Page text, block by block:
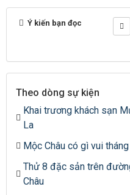
Ý kiến bạn đọc
Theo dòng sự kiện
Khai trương khách sạn
La
Mộc Châu có gì vui
Thử 8 đặc sản trên
Châu